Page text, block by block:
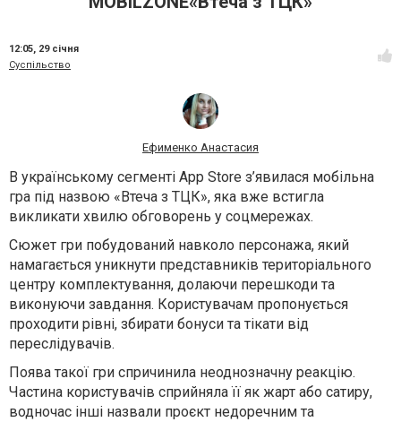
12:05, 29 січня
Суспільство
Ефименко Анастасия
В українському сегменті App Store з’явилася мобільна
гра під назвою «Втеча з ТЦК», яка вже встигла
викликати хвилю обговорень у соцмережах.
Сюжет гри побудований навколо персонажа, який
намагається уникнути представників територіального
центру комплектування, долаючи перешкоди та
виконуючи завдання. Користувачам пропонується
проходити рівні, збирати бонуси та тікати від
переслідувачів.
Поява такої гри спричинила неоднозначну реакцію.
Частина користувачів сприйняла її як жарт або сатиру,
водночас інші назвали проєкт недоречним та